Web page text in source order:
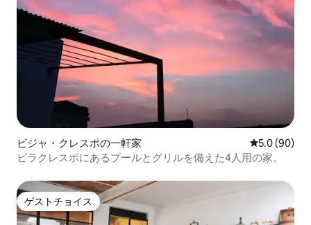
ビジャ・クレスポの一軒家 レビュー90
5.0 (90)
ビラクレスポにあるプールとグリルを備えた4人用の家。
ゲストチョイス
ゲストチョイス